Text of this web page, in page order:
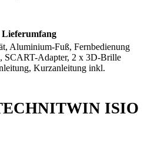
Lieferumfang
Aluminium-Fuß, Fernbedienung
SCART-Adapter, 2 x 3D-Brille
Kurzanleitung inkl.
ISIO